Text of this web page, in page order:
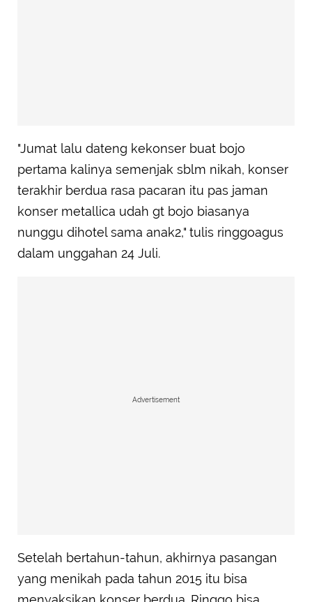
"Jumat lalu dateng kekonser buat bojo
pertama kalinya semenjak sblm nikah, konser
terakhir berdua rasa pacaran itu pas jaman
konser metallica udah gt bojo biasanya
nunggu dihotel sama anak2," tulis ringgoagus
dalam unggahan 24 Juli.
Advertisement
Setelah bertahun-tahun, akhirnya pasangan
yang menikah pada tahun 2015 itu bisa